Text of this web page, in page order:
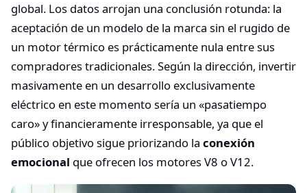
global. Los datos arrojan una conclusión rotunda: la
aceptación de un modelo de la marca sin el rugido de
un motor térmico es prácticamente nula entre sus
compradores tradicionales. Según la dirección, invertir
masivamente en un desarrollo exclusivamente
eléctrico en este momento sería un «pasatiempo
caro» y financieramente irresponsable, ya que el
público objetivo sigue priorizando la conexión
emocional que ofrecen los motores V8 o V12.